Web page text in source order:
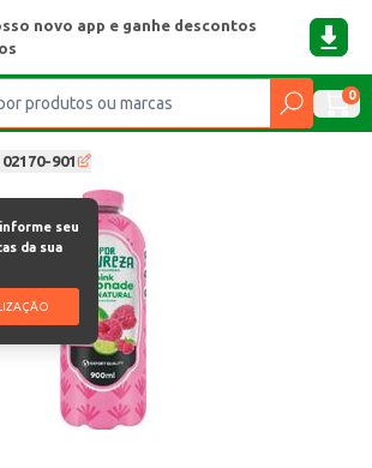
novo app e ganhe descontos
0
02170-901
seu
da sua